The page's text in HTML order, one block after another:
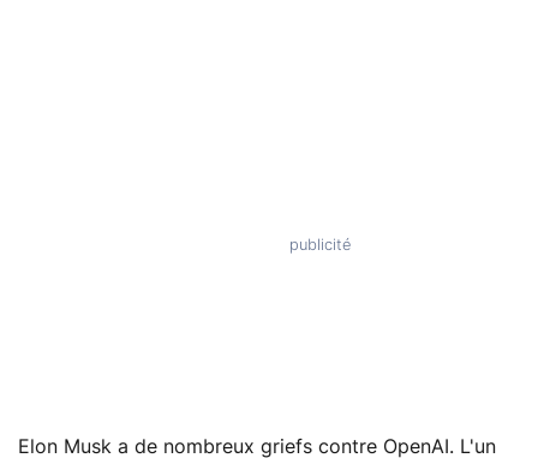
Elon Musk a de nombreux griefs contre OpenAI. L'un